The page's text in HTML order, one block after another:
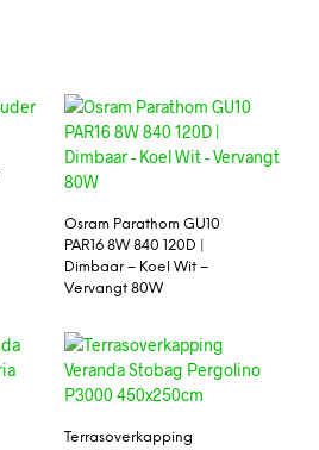
Osram Parathom GU10
PAR16 8W 840 120D |
Dimbaar – Koel Wit –
Vervangt 80W
Terrasoverkapping